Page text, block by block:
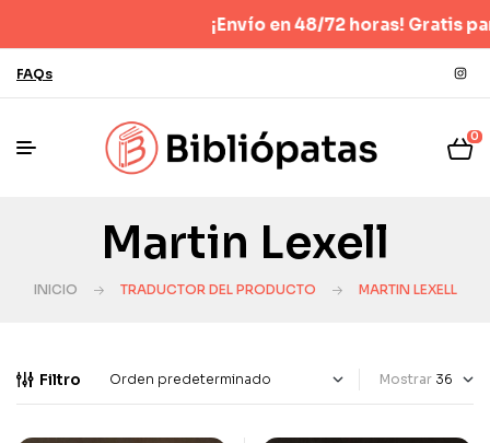
¡Envío en 48/72 horas! Gratis
FAQs
0
Martin Lexell
INICIO TRADUCTOR DEL PRODUCTO MARTIN LEXELL
Filtro Mostrar